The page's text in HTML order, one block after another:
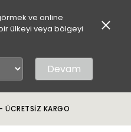
ve online
ülkeyi veya bölgeyi
Devam
ÜCRETSİZ KARGO